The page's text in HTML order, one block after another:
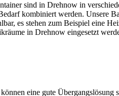
sind in Drehnow in
kombiniert werden. Unsere
es stehen zum Beispiel eine
in Drehnow eingesetzt
eine gute